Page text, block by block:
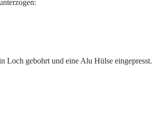
Loch gebohrt und eine Alu Hülse eingepresst.